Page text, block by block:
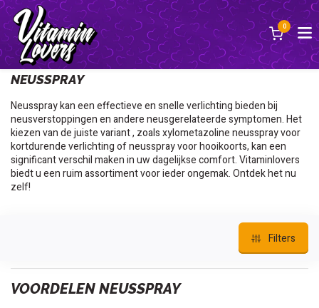
0
Terug
NEUSSPRAY
Neusspray kan een effectieve en snelle verlichting bieden bij
neusverstoppingen en andere neusgerelateerde symptomen. Het
kiezen van de juiste variant , zoals xylometazoline neusspray voor
kortdurende verlichting of neusspray voor hooikoorts, kan een
significant verschil maken in uw dagelijkse comfort. Vitaminlovers
biedt u een ruim assortiment voor ieder ongemak. Ontdek het nu
zelf!
Filters
VOORDELEN NEUSSPRAY